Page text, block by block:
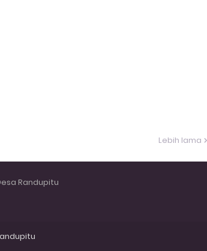
Lebih lama
Randupitu